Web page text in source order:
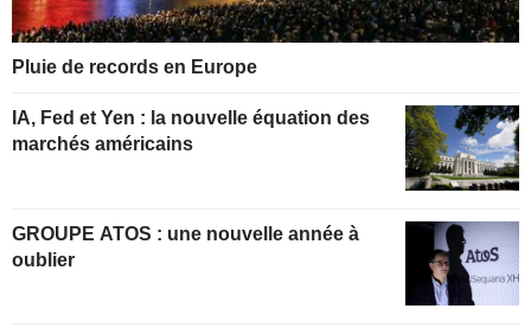
Pluie de records en Europe
IA, Fed et Yen : la nouvelle équation des
marchés américains
GROUPE ATOS : une nouvelle année à
oublier